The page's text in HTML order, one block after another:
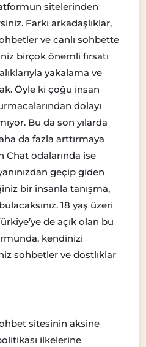
sitelerinden
Farkı arkadaşlıklar,
ve canlı sohbette
birçok önemli fırsatı
yakalama ve
Öyle ki çoğu insan
dolayı
Bu da son yılarda
da fazla arttırmaya
Chat odalarında ise
geçip giden
bir insanla tanışma,
18 yaş üzeri
de açık olan bu
kendinizi
sohbetler ve dostlıklar
sitesinin aksine
ilkelerine